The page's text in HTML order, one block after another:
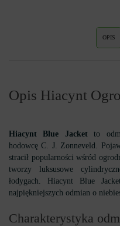
OPIS
Opis Hiacynt
Hiacynt Blue Jacketto
hodowcę C. J. Zonneveld.
stracił popularności wśród
tworzy luksusowe
łodygach. Hiacynt Blue
najpiękniejszych odmian o
Charakterystyka